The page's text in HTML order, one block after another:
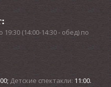
(14:00-14:30 - обед) по
Детские спектакли: 11:00.